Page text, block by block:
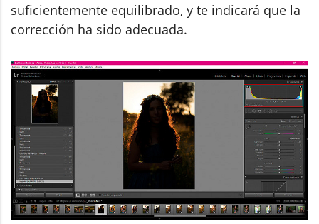
suficientemente equilibrado, y te indicará que la
corrección ha sido adecuada.